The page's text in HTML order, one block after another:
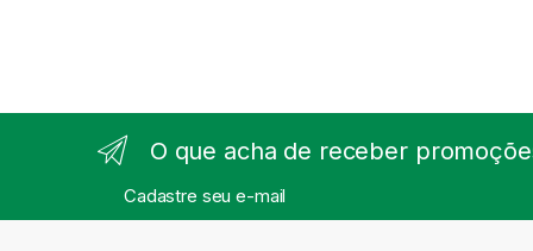
O que acha de receber
Cadastre seu e-mail